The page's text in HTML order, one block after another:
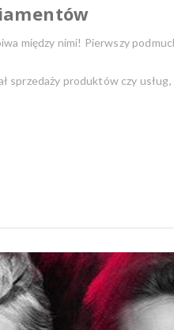
między nimi! Pierwszy
produktów czy